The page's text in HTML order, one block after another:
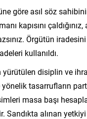
göre asıl söz
kapısını
Örgütün
kullanıldı.
yürütülen disiplin ve
tasarrufların
masa başı
Sandıkta alınan